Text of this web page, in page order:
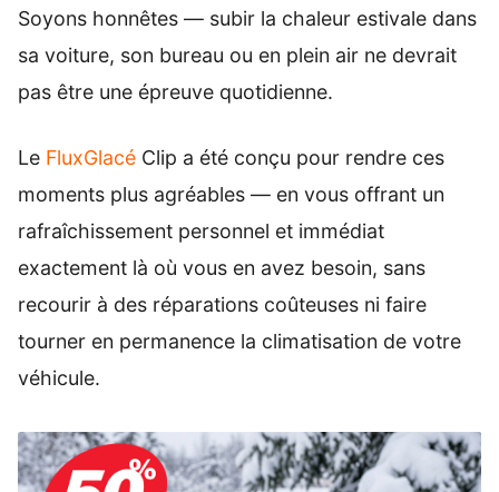
Soyons honnêtes — subir la chaleur estivale dans
sa voiture, son bureau ou en plein air ne devrait
pas être une épreuve quotidienne.
Le FluxGlacé Clip a été conçu pour rendre ces
moments plus agréables — en vous offrant un
rafraîchissement personnel et immédiat
exactement là où vous en avez besoin, sans
recourir à des réparations coûteuses ni faire
tourner en permanence la climatisation de votre
véhicule.